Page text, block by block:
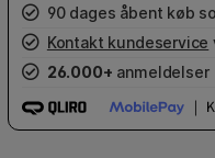
90 dages åbent køb
Kontakt kundeservice
26.000+ anmeldelser